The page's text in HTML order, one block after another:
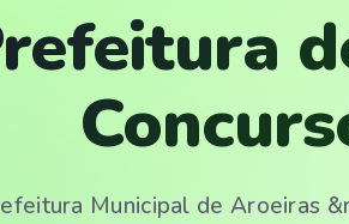
Municipal de Aroeiras